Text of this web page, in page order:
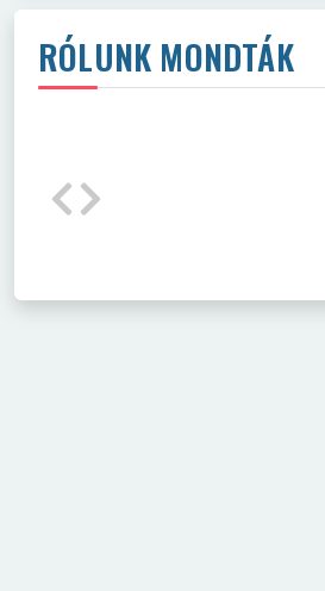
RÓLUNK MONDTÁK